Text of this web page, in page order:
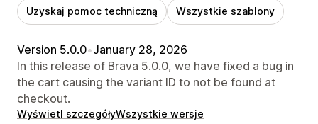
Uzyskaj pomoc techniczną Wszystkie szablony
Version 5.0.0•January 28, 2026
In this release of Brava 5.0.0, we have fixed a bug in
the cart causing the variant ID to not be found at
checkout.
Wyświetl szczegółyWszystkie wersje